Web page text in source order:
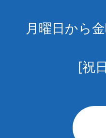
月曜日から
[祝